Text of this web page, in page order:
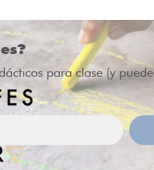
para clase (y